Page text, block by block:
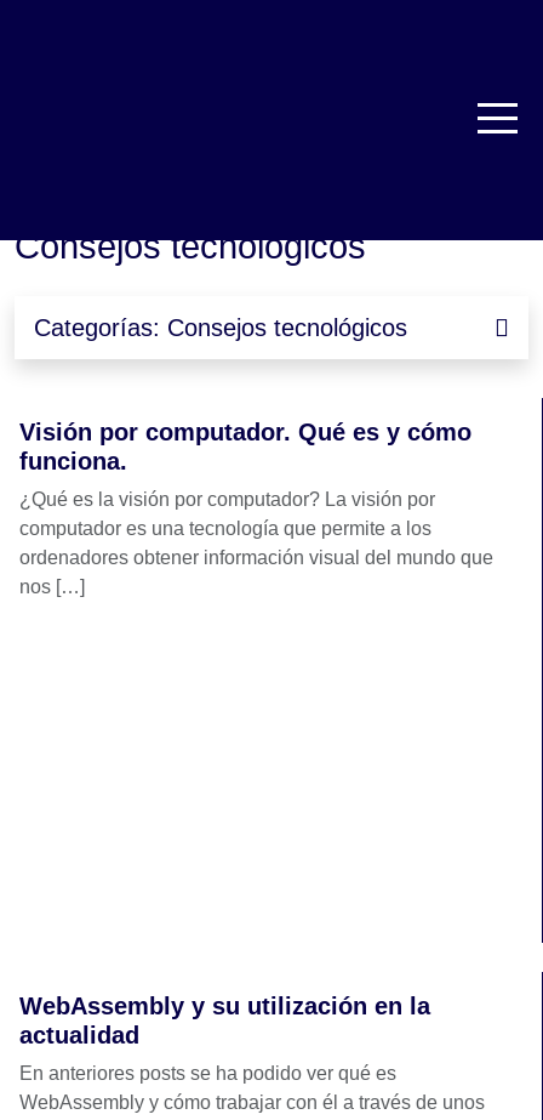
Consejos tecnológicos
Categorías: Consejos tecnológicos
Visión por computador. Qué es y cómo
funciona.
¿Qué es la visión por computador? La visión por
computador es una tecnología que permite a los
ordenadores obtener información visual del mundo que
nos […]
WebAssembly y su utilización en la
actualidad
En anteriores posts se ha podido ver qué es
WebAssembly y cómo trabajar con él a través de unos